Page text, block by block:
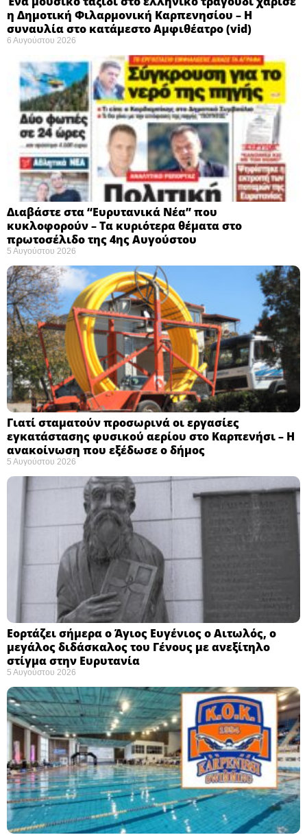
η Δημοτική Φιλαρμονική Καρπενησίου – Η
συναυλία στο κατάμεστο Αμφιθέατρο (vid)
6 Αυγούστου 2026
Διαβάστε στα “Ευρυτανικά Νέα” που
κυκλοφορούν – Τα κυριότερα θέματα στο
πρωτοσέλιδο της 4ης Αυγούστου
5 Αυγούστου 2026
Γιατί σταματούν προσωρινά οι εργασίες
εγκατάστασης φυσικού αερίου στο Καρπενήσι – Η
ανακοίνωση που εξέδωσε ο δήμος
5 Αυγούστου 2026
Εορτάζει σήμερα ο Άγιος Ευγένιος ο Αιτωλός, ο
μεγάλος διδάσκαλος του Γένους με ανεξίτηλο
στίγμα στην Ευρυτανία
5 Αυγούστου 2026